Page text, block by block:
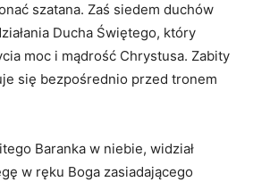
szatana. Zaś siedem duchów
Ducha Świętego, który
moc i mądrość Chrystusa. Zabity
się bezpośrednio przed tronem
Baranka w niebie, widział
w ręku Boga zasiadającego